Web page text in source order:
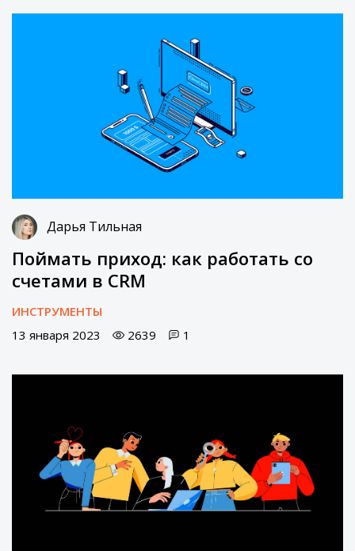
Дарья Тильная
Поймать приход: как работать со
счетами в CRM
ИНСТРУМЕНТЫ
13 января 2023
2639 1